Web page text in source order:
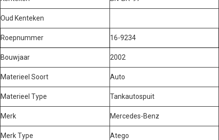
Oud Kenteken
Roepnummer 16-9234
Bouwjaar 2002
Materieel Soort Auto
Materieel Type Tankautospuit
Merk Mercedes-Benz
Merk Type Atego